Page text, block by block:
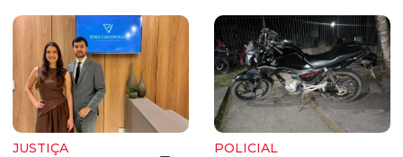
JUSTIÇA POLICIAL